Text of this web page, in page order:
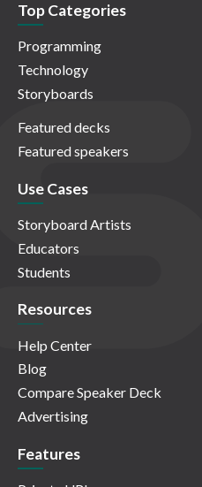
Top Categories
Programming
Technology
Storyboards
Featured decks
Featured speakers
Use Cases
Storyboard Artists
Educators
Students
Resources
Help Center
Blog
Compare Speaker Deck
Advertising
Features